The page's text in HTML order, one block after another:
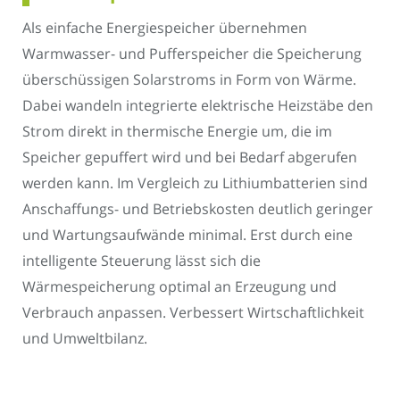
Als einfache Energiespeicher übernehmen
Warmwasser- und Pufferspeicher die Speicherung
überschüssigen Solarstroms in Form von Wärme.
Dabei wandeln integrierte elektrische Heizstäbe den
Strom direkt in thermische Energie um, die im
Speicher gepuffert wird und bei Bedarf abgerufen
werden kann. Im Vergleich zu Lithiumbatterien sind
Anschaffungs- und Betriebskosten deutlich geringer
und Wartungsaufwände minimal. Erst durch eine
intelligente Steuerung lässt sich die
Wärmespeicherung optimal an Erzeugung und
Verbrauch anpassen. Verbessert Wirtschaftlichkeit
und Umweltbilanz.